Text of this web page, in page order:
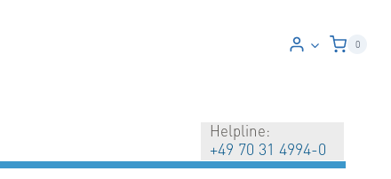
0
Helpline:
+49 70 31 4994-0